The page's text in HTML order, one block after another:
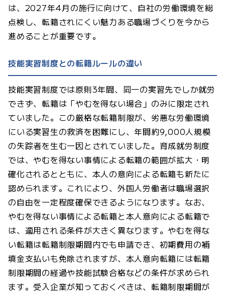
は、2027年4月の施行に向けて、自社の労働環境を総
点検し、転籍されにくい魅力ある職場づくりを今から
進めることが重要です。
技能実習制度との転籍ルールの違い
技能実習制度では原則3年間、同一の実習先でしか就労
できず、転籍は「やむを得ない場合」のみに限定され
ていました。この厳格な転籍制限が、劣悪な労働環境
にいる実習生の救済を困難にし、年間約9,000人規模
の失踪者を生む一因とされていました。育成就労制度
では、やむを得ない事情による転籍の範囲が拡大・明
確化されるとともに、本人の意向による転籍も新たに
認められます。これにより、外国人労働者は職場選択
の自由を一定程度確保できるようになります。なお、
やむを得ない事情による転籍と本人意向による転籍で
は、適用される条件が大きく異なります。やむを得な
い転籍は転籍制限期間内でも申請でき、初期費用の補
填金支払いも免除されますが、本人意向転籍には転籍
制限期間の経過や技能試験合格などの条件が求められ
ます。受入企業が知っておくべきは、転籍制限期間が